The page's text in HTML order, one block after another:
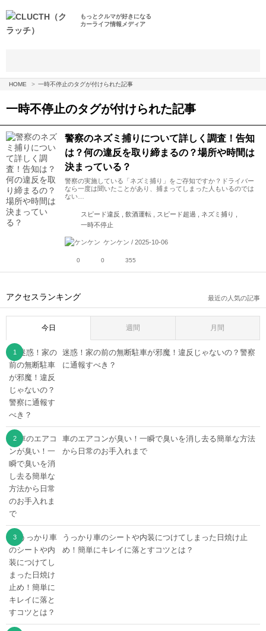
もっとクルマが好きになる
カーライフ情報メディア
HOME 一時不停止のタグが付けられた記事
一時不停止のタグが付けられた記事
警察のネズミ捕りについて詳しく調査！告知
は？何の違反を取り締まるの？場所や時間は
決まっている？
警察の実施している「ネズミ捕り」をご存知ですか？ドライバー
なら一度は聞いたことがあり、捕まってしまった人もいるのでは
ない…
スピード違反 , 飲酒運転 , スピード超過 , ネズミ捕り ,
一時不停止
ケンケン / 2025-10-06
0 0 355
アクセスランキング 最近の人気の記事
今日 週間 月間
迷惑！家の前の無断駐車が邪魔！違反じゃないの？警察
に通報すべき？
車のエアコンが臭い！一瞬で臭いを消し去る簡単な方法
から日常のお手入れまで
うっかり車のシートや内装につけてしまった日焼け止
め！簡単にキレイに落とすコツとは？